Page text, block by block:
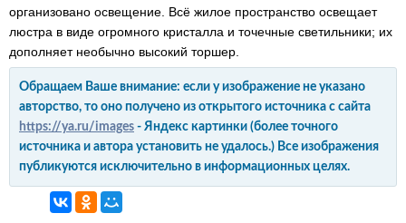
организовано освещение. Всё жилое пространство освещает
люстра в виде огромного кристалла и точечные светильники; их
дополняет необычно высокий торшер.
Обращаем Ваше внимание: если у изображение не указано
авторство, то оно получено из открытого источника с сайта
https://ya.ru/images - Яндекс картинки (более точного
источника и автора установить не удалось.) Все изображения
публикуются исключительно в информационных целях.